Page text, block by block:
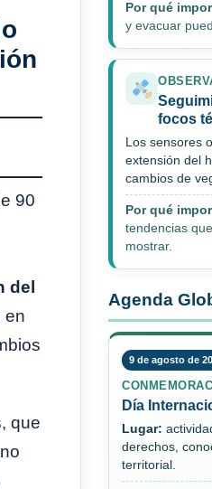
90
del
en
que
Por qué
y evacuar
focos
Los sensores
extensión del
cambios de
Por qué
tendencias
mostrar.
Agenda
9 de agosto de
Día
Lugar:
derechos,
territorial.